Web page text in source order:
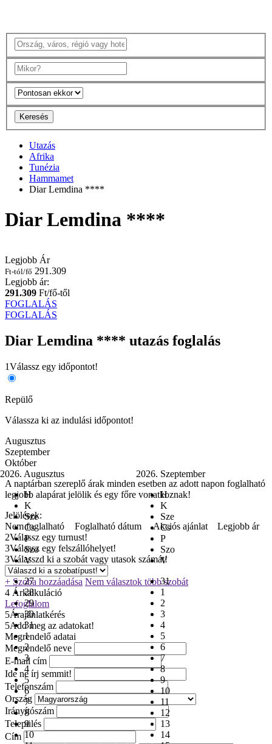
Keresés
Utazás
Afrika
Tunézia
Hammamet
Diar Lemdina ****
Diar Lemdina ****
Legjobb Ár
Ft-tól/fő 291.309
Legjobb ár:
291.309 Ft/fő-től
FOGLALÁS
FOGLALÁS
Diar Lemdina **** utazás foglalás
1Válassz egy időpontot!
Repülő
Válassza ki az indulási időpontot!
Augusztus
Szeptember
Október
2026. Augusztus
H
K
Sze
Cs
P
Szo
V
27
28
29
30
31
1
2
3
4
5
6
7
8
9
10
2026. Szeptember
H
K
Sze
Cs
P
Szo
V
31
1
2
3
4
5
6
7
8
9
10
11
12
13
14
A naptárban szereplő árak minden esetben az adott napon foglalható
legjobb alapárat jelölik és egy főre vonatkoznak!
Jelölések:
Nem foglalható
Foglalható dátum Akciós ajánlat
Legjobb ár
2Válassz egy turnust!
3Válassz egy felszállóhelyet!
3Válasszd ki a szobát vagy utasok számát!
+ Szoba hozzáadása Nem választok több szobát
4 Árkalkuláció
Lefoglalom
5Árajánlatkérés
5Add meg az adatokat!
Megrendelő adatai
Megrendelő neve
E-mail cím
Ide ne írj semmit!
Telefonszám
Ország
Irányítószám
Település
Cím